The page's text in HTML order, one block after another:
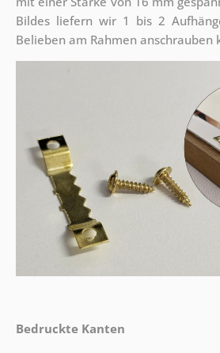
Bildes liefern wir 1 bis 2
Belieben am Rahmen anschrauben
Bedruckte Kanten